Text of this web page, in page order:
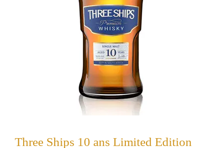
Three Ships 10 ans Limited Edition